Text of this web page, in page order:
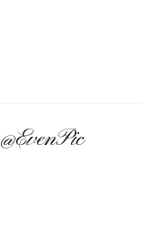
@EvenPic